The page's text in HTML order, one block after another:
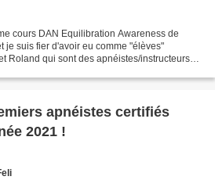
cours DAN Equilibration Awareness de
je suis fier d'avoir eu comme "élèves"
Roland qui sont des apnéistes/instructeurs
apnéistes certifiés
2021 !